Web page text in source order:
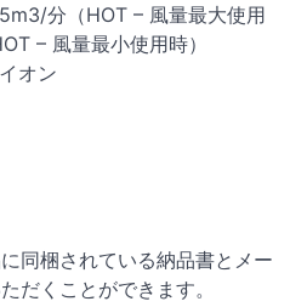
分（HOT – 風量最大使用
– 風量最小使用時）
オン
同梱されている納品書とメー
だくことができます。